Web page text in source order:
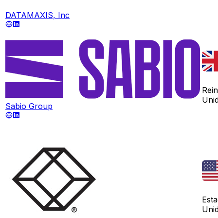
DATAMAXIS, Inc
Sabio Group